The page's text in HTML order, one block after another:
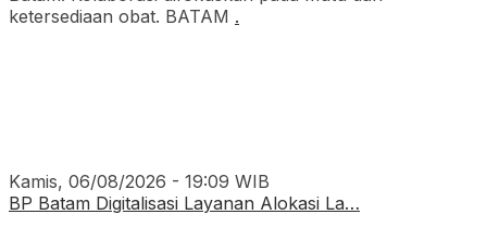
ketersediaan obat. BATAM .
Kamis, 06/08/2026 - 19:09 WIB
BP Batam Digitalisasi Layanan Alokasi La…